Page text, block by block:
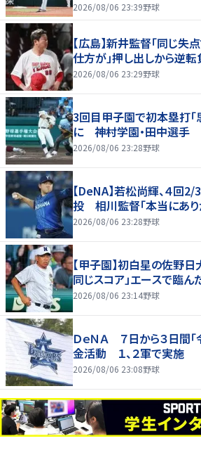
2026/08/06 23:39野球
【広島】新井監督「同じ失
仕方が」押し出しから逆
2026/08/06 23:29野球
3回目甲子園で初本塁打「
に 神村学園・田中選手
2026/08/06 23:28野球
【DeNA】若松尚輝、４回
投 相川監督「本当にあり
2026/08/06 23:28野球
【甲子園】初白星の佐野日
同じスコア」エースで臨
2026/08/06 23:14野球
ＤｅＮＡ ７日から３日間
金活動 １、２軍で実施
2026/08/06 23:08野球